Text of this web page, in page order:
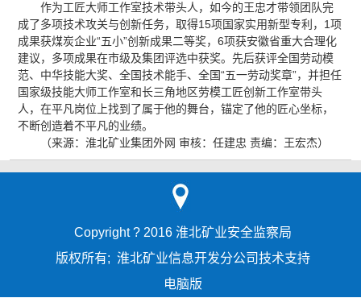
作为工匠大师工作室技术带头人，如今的王忠才带领团队完
成了多项技术攻关与创新任务，取得15项国家实用新型专利，1项
成果获煤炭企业“五小”创新成果二等奖，6项获安徽省重大合理化
建议，多项成果在市级及集团评选中获奖。先后获评全国劳动模
范、中华技能大奖、全国技术能手、全国“五一劳动奖章”，并担任
国家级技能大师工作室和长三角地区劳模工匠创新工作室带头
人，在平凡岗位上找到了属于他的舞台，锚定了他的匠心坐标，
不断创造着不平凡的业绩。
（来源：淮北矿业集团外网 审核：任建忠 责编：王宏杰）
Copyright ? 2016 淮北矿业安全监察局
版权所有; 淮北矿业信息开发分公司技术支持
电脑版